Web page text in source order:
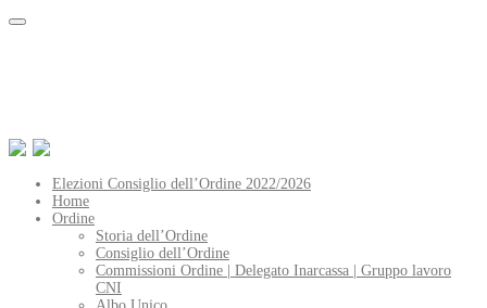
Elezioni Consiglio dell’Ordine 2022/2026
Home
Ordine
Storia dell’Ordine
Consiglio dell’Ordine
Commissioni Ordine | Delegato Inarcassa | Gruppo lavoro
CNI